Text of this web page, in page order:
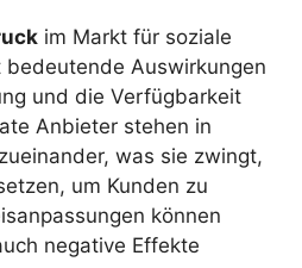
im Markt für soziale
Auswirkungen
und die Verfügbarkeit
Anbieter stehen in
was sie zwingt,
um Kunden zu
können
negative Effekte